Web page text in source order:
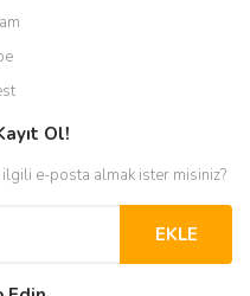
Ol!
ilgili e-posta almak ister misiniz?
EKLE